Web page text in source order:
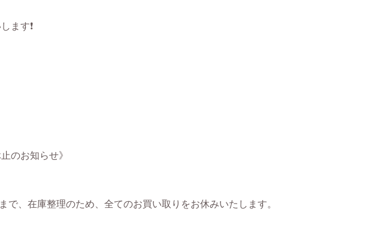
ます❗
のお知らせ》
で、在庫整理のため、全てのお買い取りをお休みいたします。